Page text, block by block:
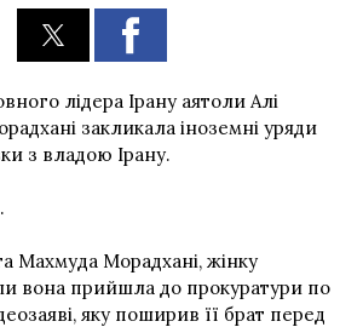
лідера Ірану аятоли Алі
закликала іноземні уряди
з владою Ірану.
Махмуда Морадхані, жінку
вона прийшла до прокуратури по
яку поширив її брат перед